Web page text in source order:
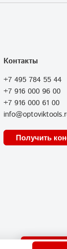
Контакты
+7 495 784 55 44
+7 916 000 96 00
+7 916 000 61 00
Получить